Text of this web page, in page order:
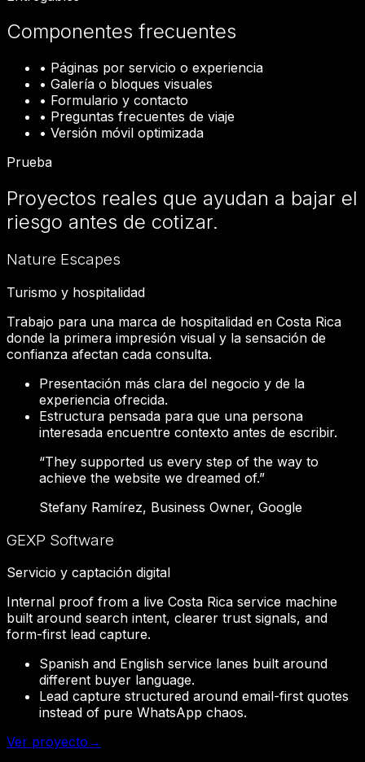
Componentes frecuentes
• Páginas por servicio o experiencia
• Galería o bloques visuales
• Formulario y contacto
• Preguntas frecuentes de viaje
• Versión móvil optimizada
Prueba
Proyectos reales que ayudan a bajar el
riesgo antes de cotizar.
Nature Escapes
Turismo y hospitalidad
Trabajo para una marca de hospitalidad en Costa Rica
donde la primera impresión visual y la sensación de
confianza afectan cada consulta.
Presentación más clara del negocio y de la
experiencia ofrecida.
Estructura pensada para que una persona
interesada encuentre contexto antes de escribir.
“They supported us every step of the way to
achieve the website we dreamed of.”
Stefany Ramírez, Business Owner, Google
GEXP Software
Servicio y captación digital
Internal proof from a live Costa Rica service machine
built around search intent, clearer trust signals, and
form-first lead capture.
Spanish and English service lanes built around
different buyer language.
Lead capture structured around email-first quotes
instead of pure WhatsApp chaos.
Ver proyecto →